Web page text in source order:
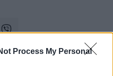
Process My Personal